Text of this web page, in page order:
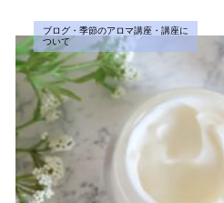
ブログ・季節のアロマ講座・講座に
ついて